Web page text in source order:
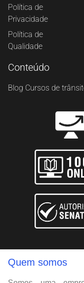
Política de
Privacidade
Política de
Qualidade
Conteúdo
Blog Cursos de
Quem somos